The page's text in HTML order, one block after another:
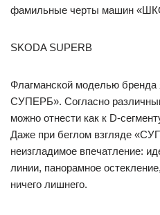
фамильные черты машин
SKODA SUPERB
Флагманской моделью
СУПЕРБ». Согласно
можно отнести как к D-
Даже при беглом взгляде
неизгладимое впечатление:
линии, панорамное
ничего лишнего.